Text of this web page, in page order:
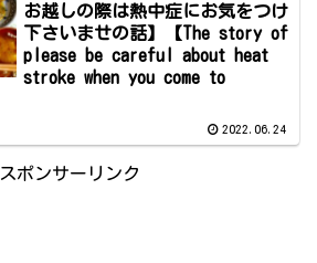
お越しの際は熱中症にお気をつけ
下さいませの話】【The story of
please be careful about heat
stroke when you come to
2022.06.24
スポンサーリンク